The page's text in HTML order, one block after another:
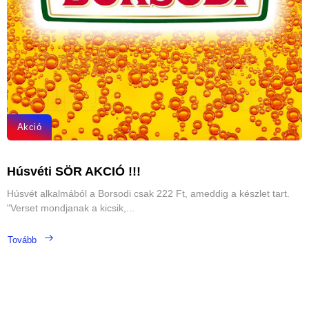
Akció
Húsvéti SÖR AKCIÓ !!!
Húsvét alkalmából a Borsodi csak 222 Ft, ameddig a készlet tart.
"Verset mondjanak a kicsik,...
Tovább